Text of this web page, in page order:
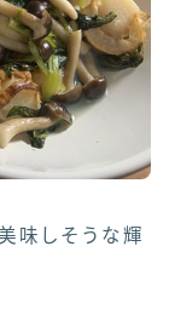
味しそうな輝